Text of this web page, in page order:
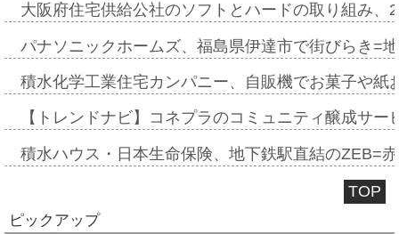
大阪府住宅供給公社のソフトとハードの取り組み
パナソニックホームズ、福島県伊達市で街びらき=
積水化学工業住宅カンパニー、自販機でお菓子や
【トレンドナビ】コネプラのコミュニティ醸成サ
積水ハウス・日本生命保険、地下鉄駅直結のZEB=
TOP
ピックアップ